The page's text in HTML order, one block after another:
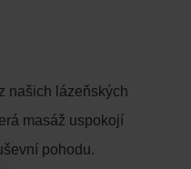
našich lázeňských
masáž uspokojí
pohodu.